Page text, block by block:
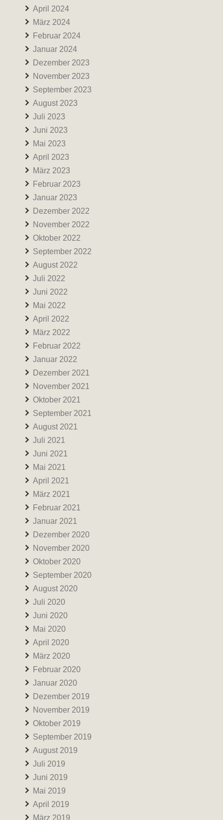
April 2024
März 2024
Februar 2024
Januar 2024
Dezember 2023
November 2023
September 2023
August 2023
Juli 2023
Juni 2023
Mai 2023
April 2023
März 2023
Februar 2023
Januar 2023
Dezember 2022
November 2022
Oktober 2022
September 2022
August 2022
Juli 2022
Juni 2022
Mai 2022
April 2022
März 2022
Februar 2022
Januar 2022
Dezember 2021
November 2021
Oktober 2021
September 2021
August 2021
Juli 2021
Juni 2021
Mai 2021
April 2021
März 2021
Februar 2021
Januar 2021
Dezember 2020
November 2020
Oktober 2020
September 2020
August 2020
Juli 2020
Juni 2020
Mai 2020
April 2020
März 2020
Februar 2020
Januar 2020
Dezember 2019
November 2019
Oktober 2019
September 2019
August 2019
Juli 2019
Juni 2019
Mai 2019
April 2019
März 2019